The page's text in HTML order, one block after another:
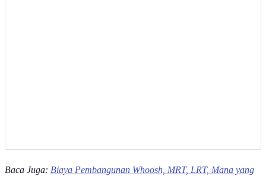
Baca Juga: Biaya Pembangunan Whoosh, MRT, LRT, Mana yang